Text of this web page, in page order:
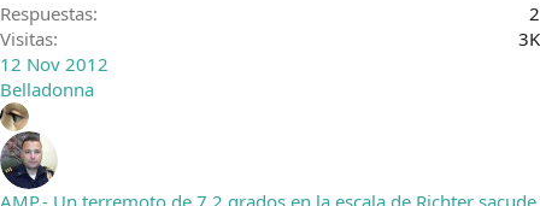
Respuestas
2
Visitas
3K
12 Nov 2012
Belladonna